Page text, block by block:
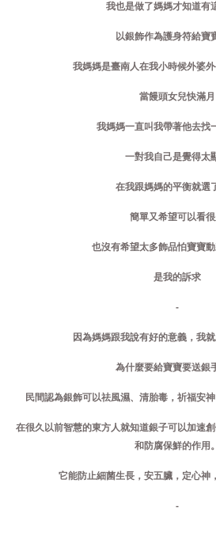
我也是做了媽媽才知道有
以銀飾作為護身符給寶
我媽媽是臺南人在我小時候外婆
當饅頭女兒快滿月
我媽媽一直叫我帶著他去找
一對我自己是覺得太
在我跟媽媽的平衡就選
簡單又希望可以看
也沒有希望太多飾品怕寶寶
是我的訴求
-
因為媽媽跟我說有好的意義，我
為什麼要給寶寶要送銀
民間認為銀飾可以祛風濕、清胎毒，祈福安
在很久以前智慧的東方人就知道銀子可以加速
和防腐保鮮的作用。
它能防止細菌生長，安五臟，定心神
-